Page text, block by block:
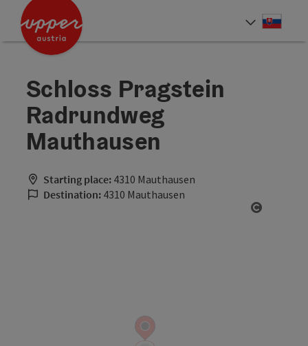
Accesskey
Accesskey
Schloss Pragstein
Radrundweg
Mauthausen
Starting place: 4310 Mauthausen
Destination: 4310 Mauthausen